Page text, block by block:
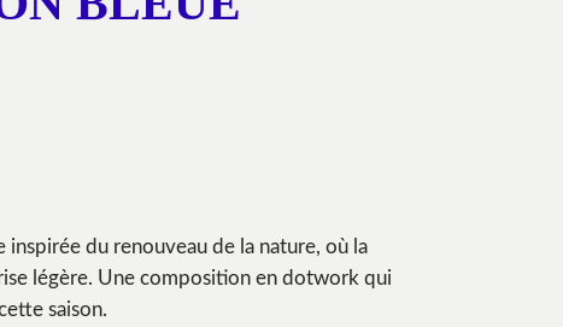
du renouveau de la nature, où la
légère. Une composition en dotwork qui
saison.